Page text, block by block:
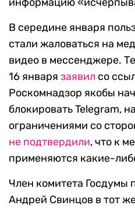
В середине января
стали жаловаться на
видео в мессенджере.
16 января заявил со
Роскомнадзор якобы
блокировать Telegram,
ограничениями со
не подтвердили, что к
применяются какие-
Член комитета Госдумы
Андрей Свинцов в тот